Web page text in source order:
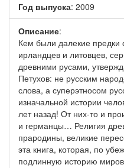
Год выпуска: 2009
Описание:
Кем были далекие
ирландцев и литовцев,
древними русами,
Петухов: не русским
слова, а суперэтносом
изначальной истории
лет назад! От них-то и
и германцы… Религия
прародины, великие
эта книга, которая, по
подлинную историю